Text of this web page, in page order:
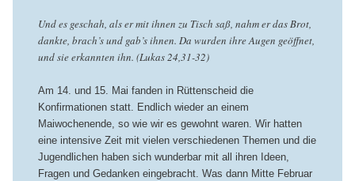
Und es geschah, als er mit ihnen zu Tisch saß, nahm er das Brot,
dankte, brach’s und gab’s ihnen. Da wurden ihre Augen geöffnet,
und sie erkannten ihn. (Lukas 24,31-32)
Am 14. und 15. Mai fanden in Rüttenscheid die
Konfirmationen statt. Endlich wieder an einem
Maiwochenende, so wie wir es gewohnt waren. Wir hatten
eine intensive Zeit mit vielen verschiedenen Themen und die
Jugendlichen haben sich wunderbar mit all ihren Ideen,
Fragen und Gedanken eingebracht. Was dann Mitte Februar